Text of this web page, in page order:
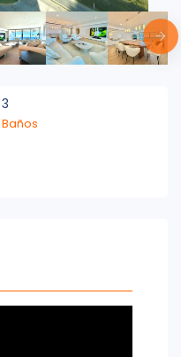
3
Baños